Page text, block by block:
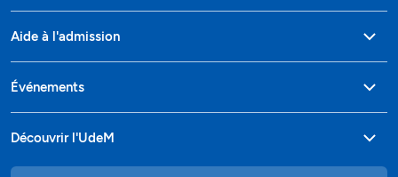
Aide à l'admission
Événements
Découvrir l'UdeM